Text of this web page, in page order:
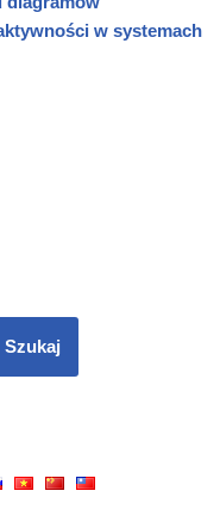
w systemach
Szukaj